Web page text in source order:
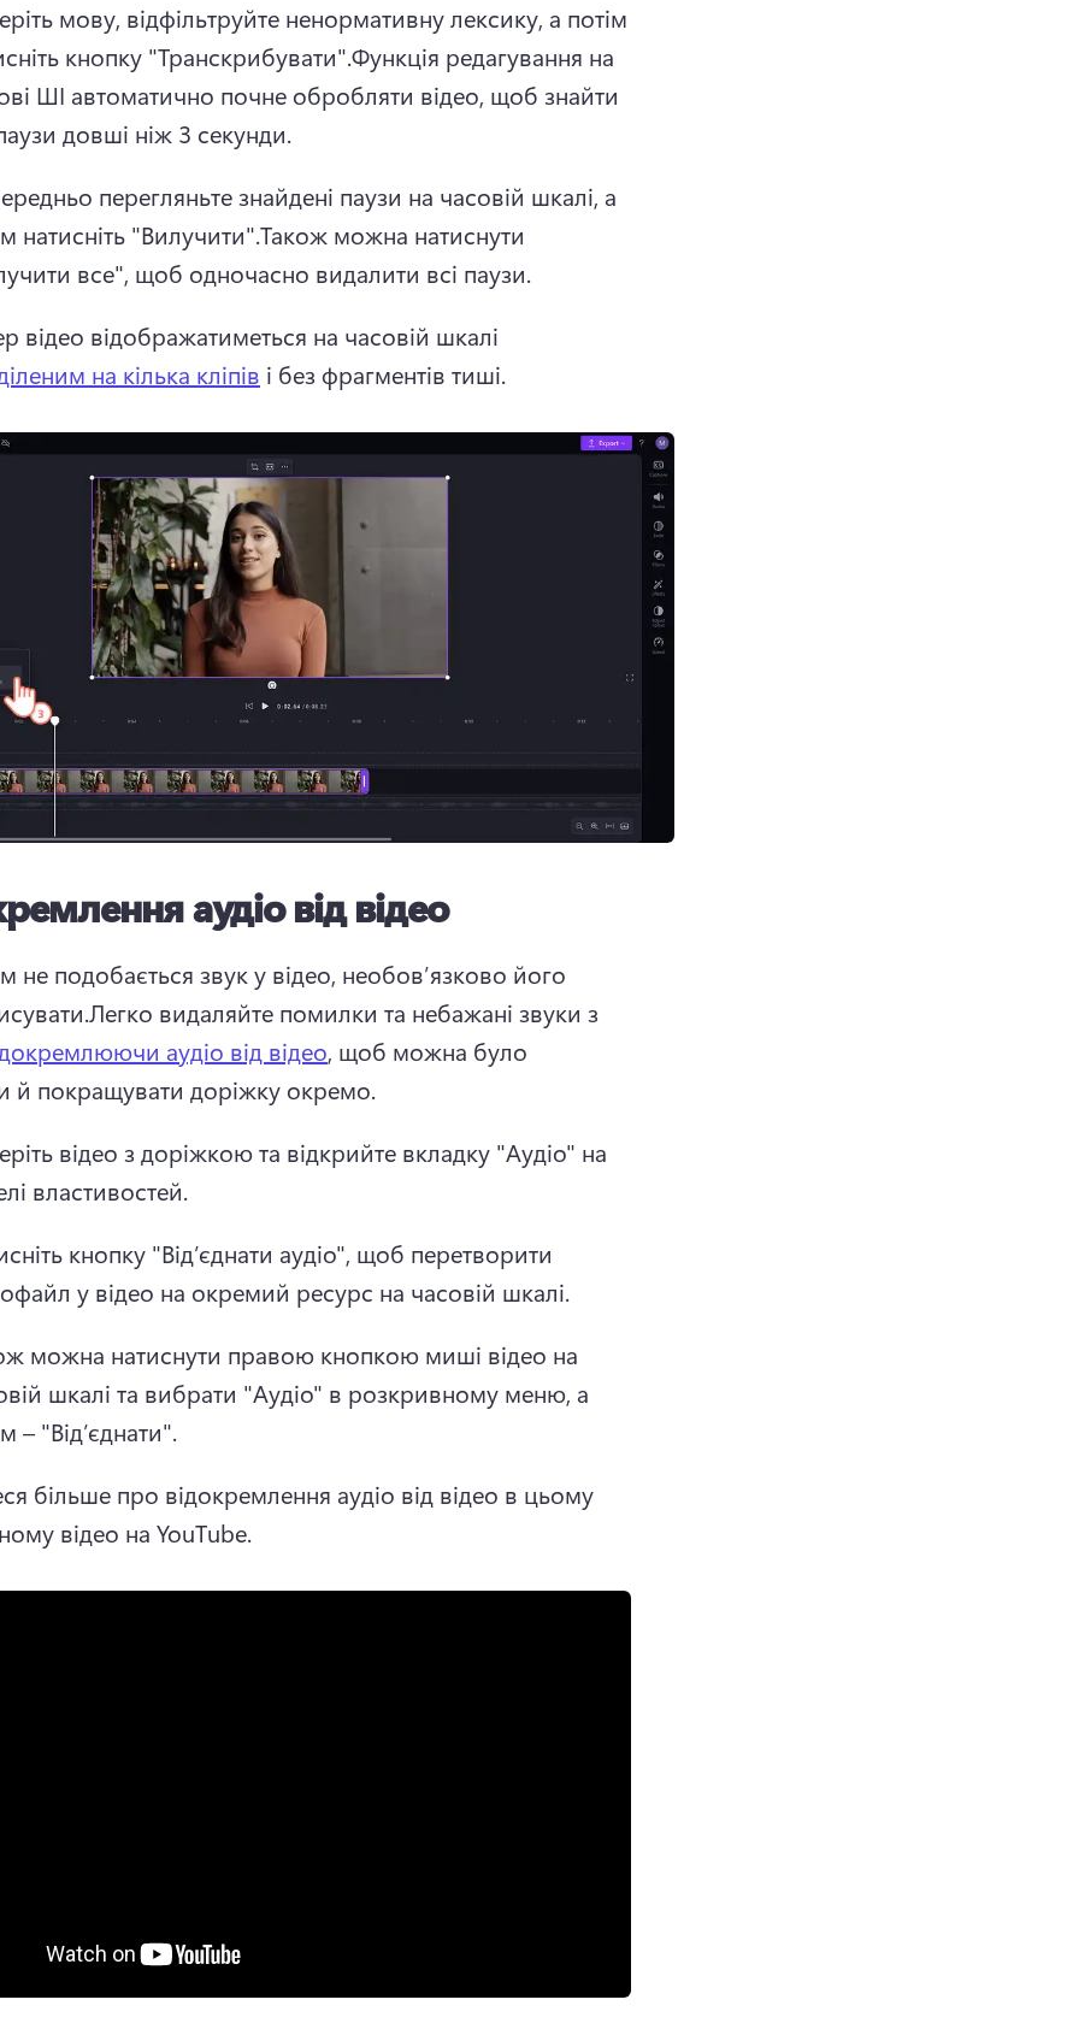
мову, відфільтруйте ненормативну лексику, а потім
кнопку "Транскрибувати".Функція редагування на
ШІ автоматично почне обробляти відео, щоб знайти
довші ніж 3 секунди.
перегляньте знайдені паузи на часовій шкалі, а
натисніть "Вилучити".Також можна натиснути
все", щоб одночасно видалити всі паузи.
відео відображатиметься на часовій шкалі
на кілька кліпів і без фрагментів тиші.
аудіо від відео
не подобається звук у відео, необов’язково його
Легко видаляйте помилки та небажані звуки з
аудіо від відео, щоб можна було
й покращувати доріжку окремо.
відео з доріжкою та відкрийте вкладку "Аудіо" на
властивостей.
кнопку "Від’єднати аудіо", щоб перетворити
у відео на окремий ресурс на часовій шкалі.
можна натиснути правою кнопкою миші відео на
шкалі та вибрати "Аудіо" в розкривному меню, а
– "Від’єднати".
більше про відокремлення аудіо від відео в цьому
відео на YouTube.